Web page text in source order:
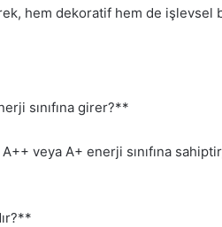
hem dekoratif hem de işlevsel
sınıfına girer?**
veya A+ enerji sınıfına